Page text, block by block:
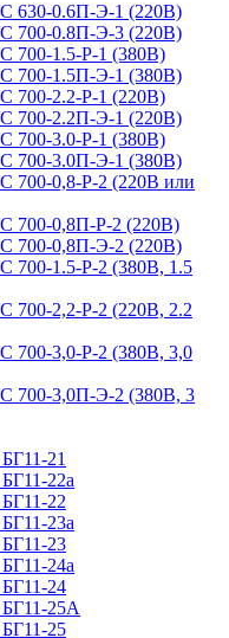
630-0.6П-Э-1 (220В)
700-0.8П-Э-3 (220В)
700-1.5-Р-1 (380В)
700-1.5П-Э-1 (380В)
700-2.2-Р-1 (220В)
700-2.2П-Э-1 (220В)
700-3.0-Р-1 (380В)
700-3.0П-Э-1 (380В)
700-0,8-Р-2 (220В или
700-0,8П-Р-2 (220В)
700-0,8П-Э-2 (220В)
700-1.5-Р-2 (380В, 1.5
700-2,2-Р-2 (220В, 2.2
700-3,0-Р-2 (380В, 3,0
700-3,0П-Э-2 (380В, 3
21
22а
22
23а
23
24а
24
БГ11-25А
25